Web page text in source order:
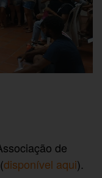
de
disponível aqui).